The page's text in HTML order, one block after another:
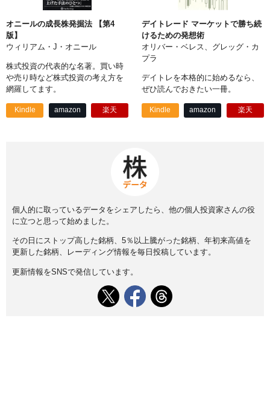
オニールの成長株発掘法 【第4
版】
ウィリアム・J・オニール
株式投資の代表的な名著。買い時
や売り時など株式投資の考え方を
網羅してます。
Kindle amazon 楽天
デイトレード マーケットで勝ち続
けるための発想術
オリバー・ベレス、グレッグ・カ
プラ
デイトレを本格的に始めるなら、
ぜひ読んでおきたい一冊。
Kindle amazon 楽天
個人的に取っているデータをシェアしたら、他の個人投資家さんの役
に立つと思って始めました。
その日にストップ高した銘柄、5％以上騰がった銘柄、年初来高値を
更新した銘柄、レーディング情報を毎日投稿しています。
更新情報をSNSで発信しています。